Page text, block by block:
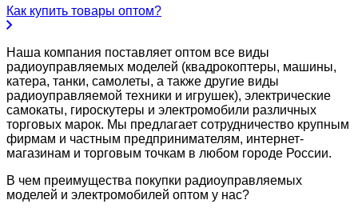
Как купить товары оптом?
Наша компания поставляет оптом все виды
радиоуправляемых моделей (квадрокоптеры, машины,
катера, танки, самолеты, а также другие виды
радиоуправляемой техники и игрушек), электрические
самокаты, гироскутеры и электромобили различных
торговых марок. Мы предлагает сотрудничество крупным
фирмам и частным предпринимателям, интернет-
магазинам и торговым точкам в любом городе России.
В чем преимущества покупки радиоуправляемых
моделей и электромобилей оптом у нас?